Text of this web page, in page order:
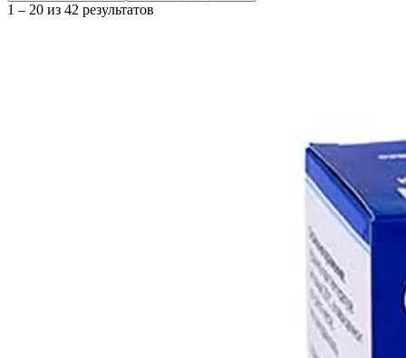
1 – 20 из 42 результатов